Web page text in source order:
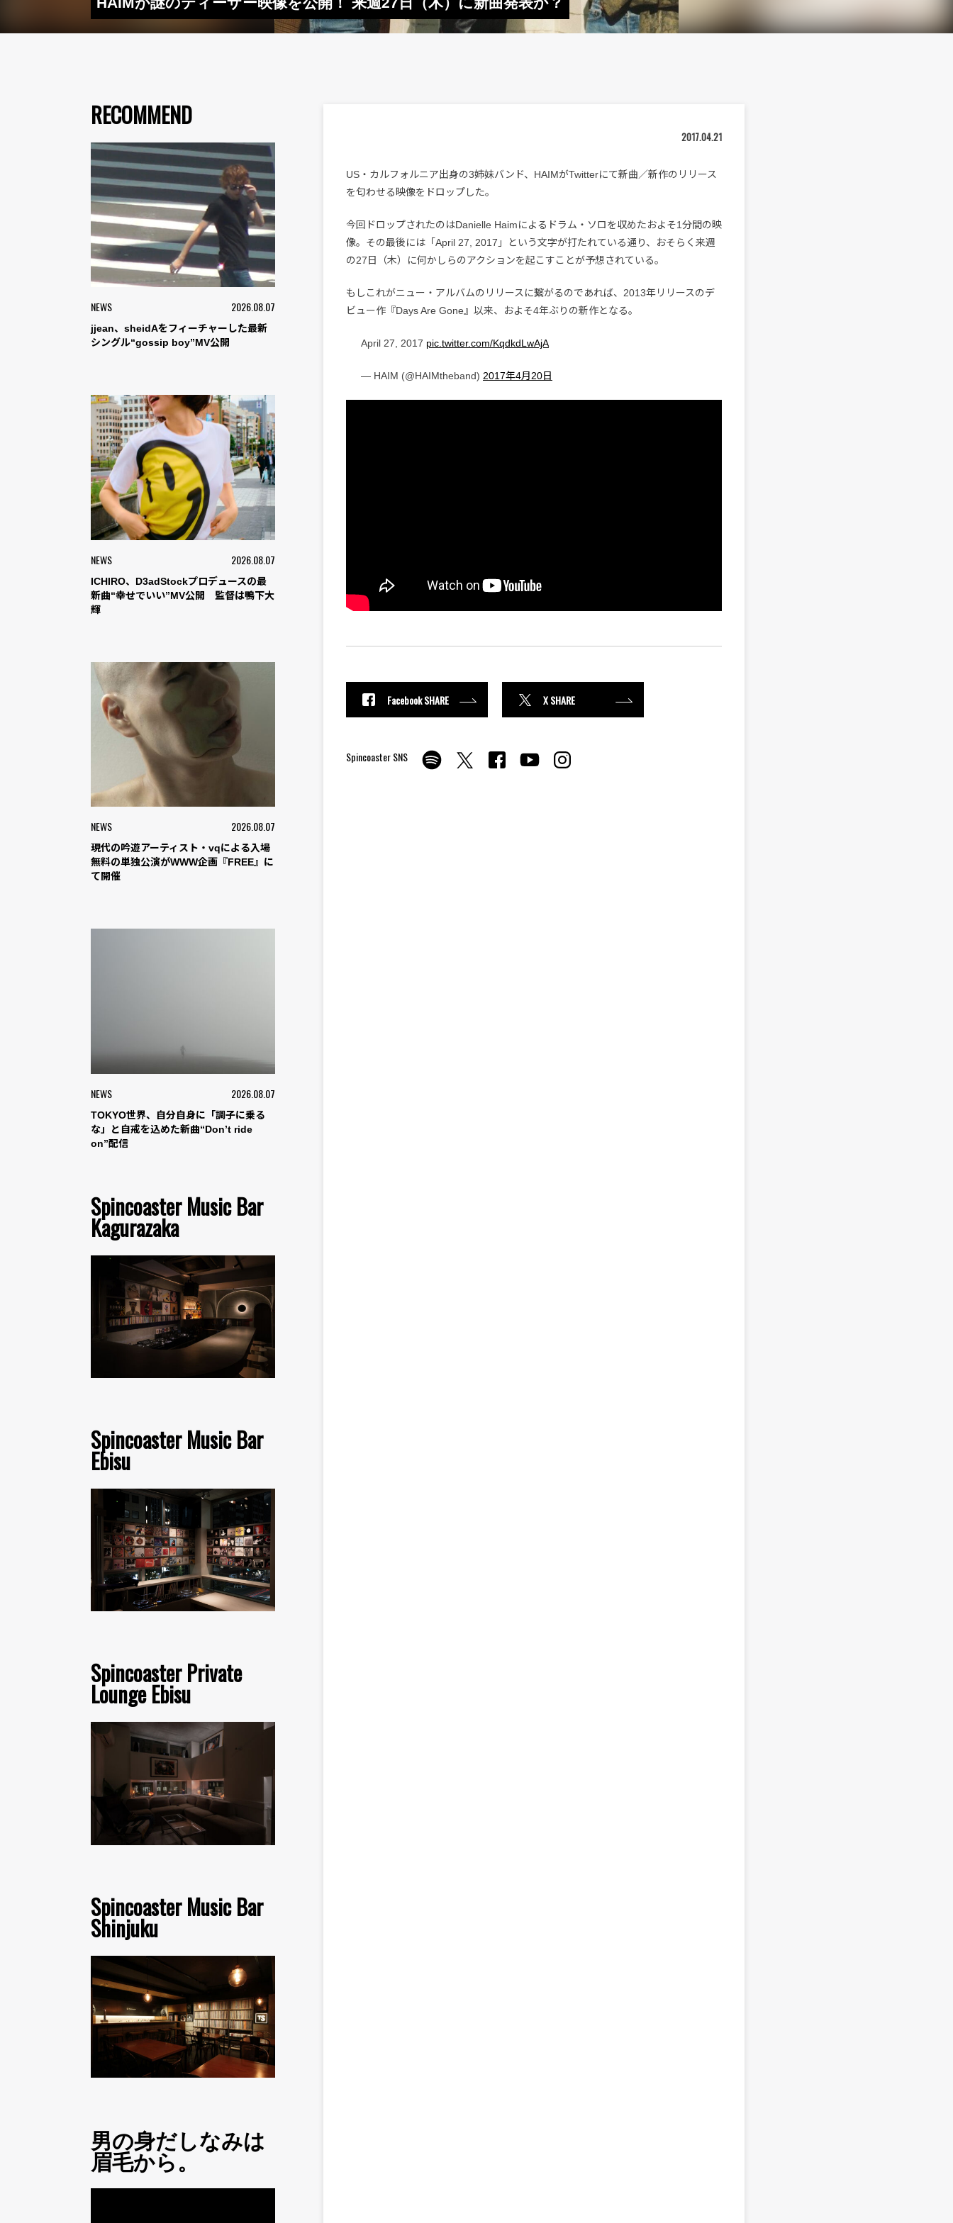
RECOMMEND
NEWS 2026.08.07
jjean、sheidAをフィーチャーした最新
シングル“gossip boy”MV公開
NEWS 2026.08.07
ICHIRO、D3adStockプロデュースの最
新曲“幸せでいい”MV公開 監督は鴨下大
輝
NEWS 2026.08.07
現代の吟遊アーティスト・vqによる入場
無料の単独公演がWWW企画『FREE』に
て開催
NEWS 2026.08.07
TOKYO世界、自分自身に「調子に乗る
な」と自戒を込めた新曲“Don’t ride
on”配信
Spincoaster Music Bar
Kagurazaka
Spincoaster Music Bar
Ebisu
Spincoaster Private
Lounge Ebisu
Spincoaster Music Bar
Shinjuku
男の身だしなみは
眉毛から。
2017.04.21
US・カルフォルニア出身の3姉妹バンド、HAIMがTwitterにて新曲／新作のリリース
を匂わせる映像をドロップした。
今回ドロップされたのはDanielle Haimによるドラム・ソロを収めたおよそ1分間の映
像。その最後には「April 27, 2017」という文字が打たれている通り、おそらく来週
の27日（木）に何かしらのアクションを起こすことが予想されている。
もしこれがニュー・アルバムのリリースに繋がるのであれば、2013年リリースのデ
ビュー作『Days Are Gone』以来、およそ4年ぶりの新作となる。
April 27, 2017 pic.twitter.com/KqdkdLwAjA
— HAIM (@HAIMtheband) 2017年4月20日
Facebook SHARE X SHARE
Spincoaster SNS